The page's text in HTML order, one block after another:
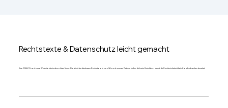
Rechtstexte & Datenschutz leicht gemacht
Eine DSGVO-konforme Website ist ein absolutes Muss. Die leicht bedienbaren Rechtstools von Wix und unseren Partnern helfen dir beim Einrichten – damit dir Rechtssicherheit kein Kopfzerbrechen bereitet.